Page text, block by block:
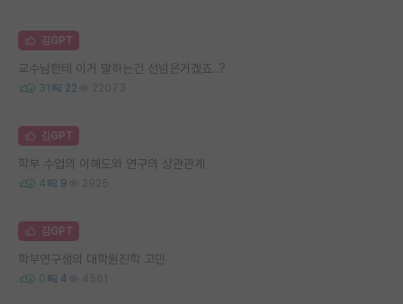
김GPT
교수님한테 이거 말하는건 선넘은거겠죠..?
31 22 22073
김GPT
학부 수업의 이해도와 연구의 상관관계
4 9 2925
김GPT
학부연구생의 대학원진학 고민
0 4 4561